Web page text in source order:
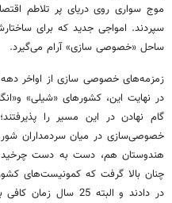
موج سواری روی دریای پر تلاطم
سپردند. امواجی جدید که برای
ساحل «خصوصی سازی» آرام می‌گیرد.
در نهایت این، کشور‌های «شیلی»
گام نهادن در این مسیر را
خصوصی‌سازی در میان سردمداران
هندوستان هم، دست به دست
چنان بالا گرفت که کمونیست‌های
در دادند و البته 25